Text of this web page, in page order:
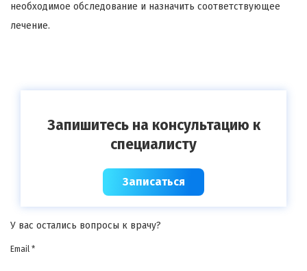
необходимое обследование и назначить соответствующее
лечение.
Запишитесь на консультацию к
специалисту
Записаться
У вас остались вопросы к врачу?
Email *